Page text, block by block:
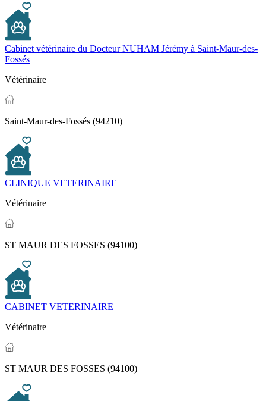
Cabinet vétérinaire du Docteur NUHAM Jérémy à Saint-Maur-des-
Fossés
Vétérinaire
Saint-Maur-des-Fossés (94210)
CLINIQUE VETERINAIRE
Vétérinaire
ST MAUR DES FOSSES (94100)
CABINET VETERINAIRE
Vétérinaire
ST MAUR DES FOSSES (94100)